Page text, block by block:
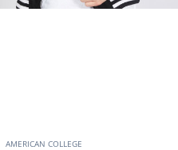
AMERICAN COLLEGE